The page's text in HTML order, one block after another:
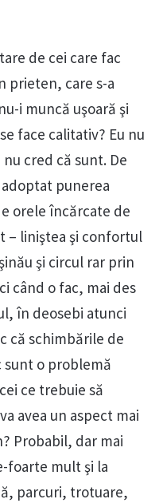
de cei care fac
prieten, care s-a
i muncă uşoară şi
face calitativ? Eu nu
cred că sunt. De
punerea
orele încărcate de
– liniştea şi confortul
şi circul rar prin
când o fac, mai des
în deosebi atunci
că schimbările de
o problemă
ce trebuie să
avea un aspect mai
Probabil, dar mai
foarte mult şi la
parcuri, trotuare,